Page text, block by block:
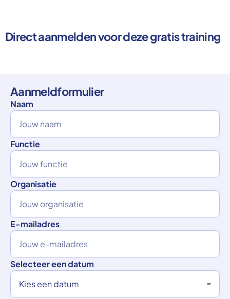
Direct aanmelden voor deze gratis training
Aanmeldformulier
Naam
Functie
Organisatie
E-mailadres
Selecteer een datum